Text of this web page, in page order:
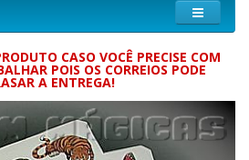
CASO VOCÊ PRECISE COM
POIS OS CORREIOS PODE
A ENTREGA!